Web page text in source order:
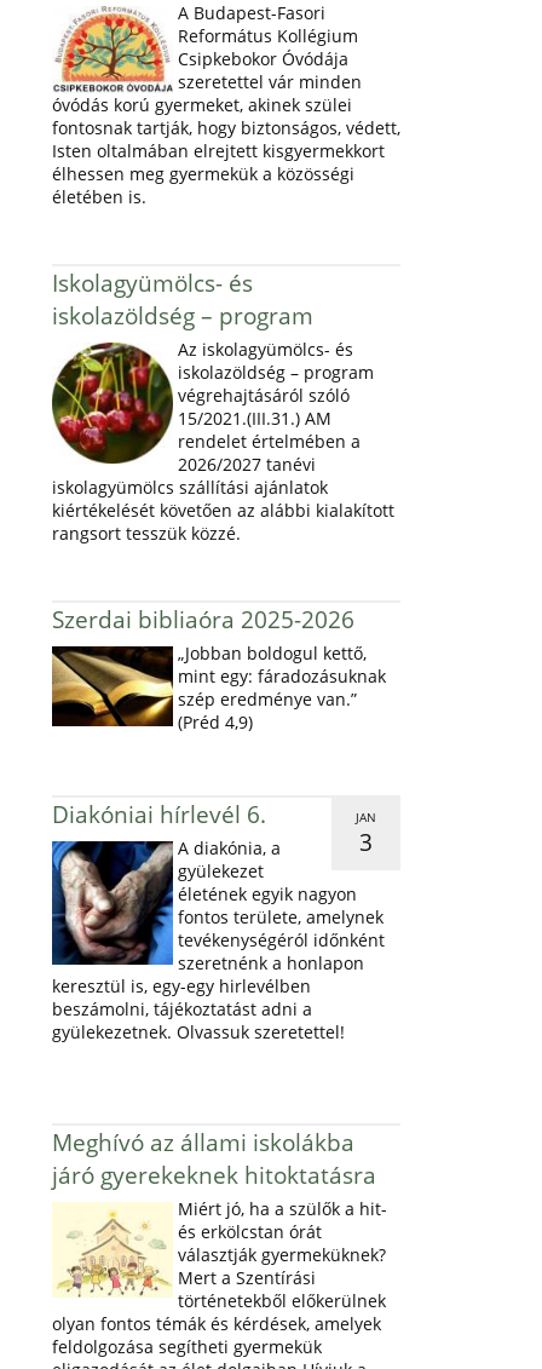
A Budapest-Fasori
Református Kollégium
Csipkebokor Óvódája
szeretettel vár minden
óvódás korú gyermeket, akinek szülei
fontosnak tartják, hogy biztonságos, védett,
Isten oltalmában elrejtett kisgyermekkort
élhessen meg gyermekük a közösségi
életében is.
Iskolagyümölcs- és
iskolazöldség – program
Az iskolagyümölcs- és
iskolazöldség – program
végrehajtásáról szóló
15/2021.(III.31.) AM
rendelet értelmében a
2026/2027 tanévi
iskolagyümölcs szállítási ajánlatok
kiértékelését követően az alábbi kialakított
rangsort tesszük közzé.
Szerdai bibliaóra 2025-2026
„Jobban boldogul kettő,
mint egy: fáradozásuknak
szép eredménye van.”
(Préd 4,9)
JAN
3
Diakóniai hírlevél 6.
A diakónia, a
gyülekezet
életének egyik nagyon
fontos területe, amelynek
tevékenységéról időnként
szeretnénk a honlapon
keresztül is, egy-egy hirlevélben
beszámolni, tájékoztatást adni a
gyülekezetnek. Olvassuk szeretettel!
Meghívó az állami iskolákba
járó gyerekeknek hitoktatásra
Miért jó, ha a szülők a hit-
és erkölcstan órát
választják gyermeküknek?
Mert a Szentírási
történetekből előkerülnek
olyan fontos témák és kérdések, amelyek
feldolgozása segítheti gyermekük